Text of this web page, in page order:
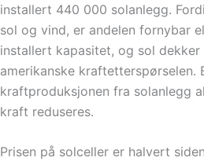
installert 440 000 solanlegg.
sol og vind, er andelen fornybar
installert kapasitet, og sol
amerikanske kraftetterspørselen.
kraftproduksjonen fra solanlegg
kraft reduseres.
Prisen på solceller er halvert